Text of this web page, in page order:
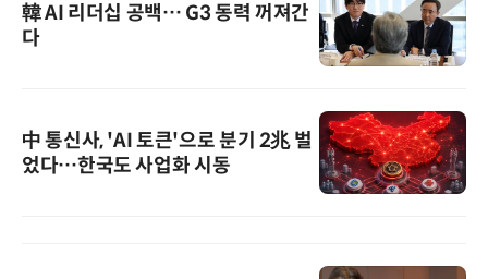
韓 AI 리더십 공백… G3 동력 꺼져간
다
中 통신사, 'AI 토큰'으로 분기 2兆 벌
었다…한국도 사업화 시동